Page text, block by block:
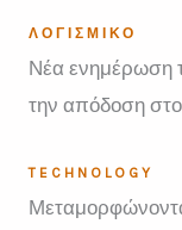
ΛΟΓΙΣΜΙΚΌ
Νέα ενημέρωση
την απόδοση
TECHNOLOGY